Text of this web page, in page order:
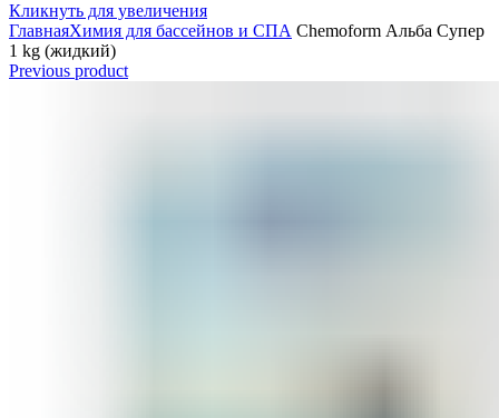
Кликнуть для увеличения
ГлавнаяХимия для бассейнов и СПА Chemoform Альба Супер
1 kg (жидкий)
Previous product